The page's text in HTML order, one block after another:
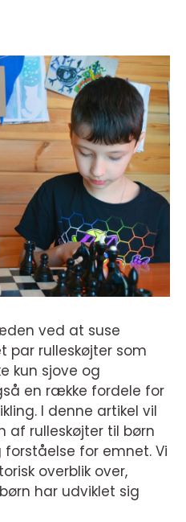
ved at suse
par rulleskøjter som
kun sjove og
en række fordele for
I denne artikel vil
af rulleskøjter til børn
for emnet. Vi
overblik over,
har udviklet sig